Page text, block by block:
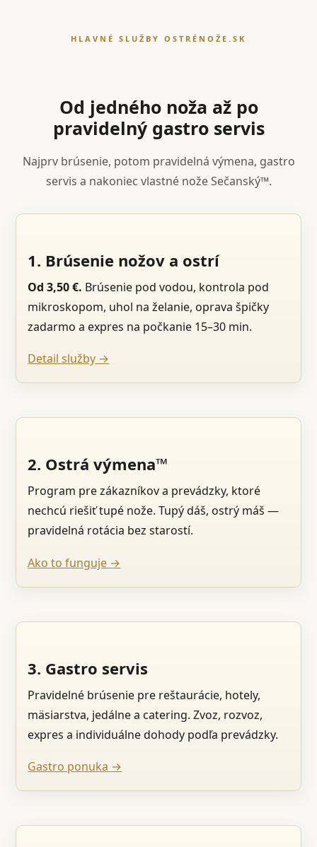
HLAVNÉ SLUŽBY OSTRÉNOŽE.SK
Od jedného noža až po
pravidelný gastro servis
Najprv brúsenie, potom pravidelná výmena, gastro
servis a nakoniec vlastné nože Sečanský™.
1. Brúsenie nožov a ostrí
Od 3,50 €. Brúsenie pod vodou, kontrola pod
mikroskopom, uhol na želanie, oprava špičky
zadarmo a expres na počkanie 15–30 min.
Detail služby →
2. Ostrá výmena™
Program pre zákazníkov a prevádzky, ktoré
nechcú riešiť tupé nože. Tupý dáš, ostrý máš —
pravidelná rotácia bez starostí.
Ako to funguje →
3. Gastro servis
Pravidelné brúsenie pre reštaurácie, hotely,
mäsiarstva, jedálne a catering. Zvoz, rozvoz,
expres a individuálne dohody podľa prevádzky.
Gastro ponuka →